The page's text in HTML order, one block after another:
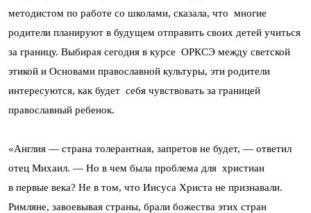
методистом по работе со школами, сказала, что многие
родители планируют в будущем отправить своих детей учиться
за границу. Выбирая сегодня в курсе ОРКСЭ между светской
этикой и Основами православной культуры, эти родители
интересуются, как будет себя чувствовать за границей
православный ребенок.
«Англия — страна толерантная, запретов не будет, — ответил
отец Михаил. — Но в чем была проблема для христиан
в первые века? Не в том, что Иисуса Христа не признавали.
Римляне, завоевывая страны, брали божества этих стран